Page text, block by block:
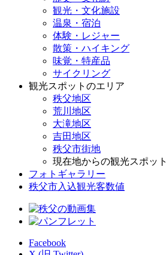
観光・文化施設
温泉・宿泊
体験・レジャー
散策・ハイキング
味覚・特産品
サイクリング
観光スポットのエリア
秩父地区
荒川地区
大滝地区
吉田地区
秩父市街地
現在地からの観光スポット
フォトギャラリー
秩父市入込観光客数値
Facebook